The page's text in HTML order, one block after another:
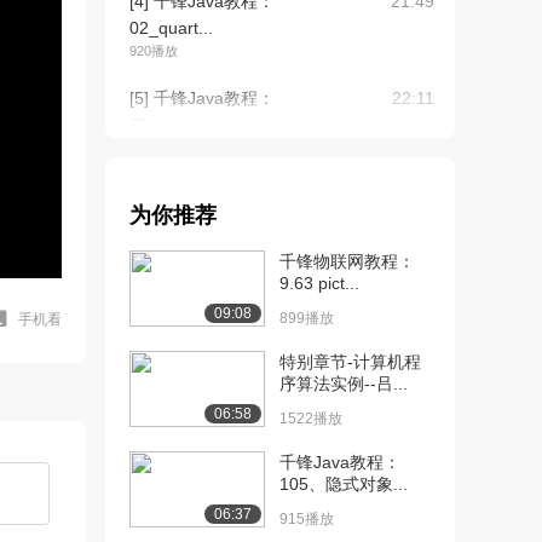
手机看
02_quart...
920播放
[5] 千锋Java教程：
22:11
02_quart...
03_quart...
03_quart...
08:56
04_quart...
15:36
为你推荐
09:08
千锋物联网教程：
9.63 pict...
899播放
06:58
特别章节-计算机程
序算法实例--吕...
1522播放
06:37
千锋Java教程：
105、隐式对象...
915播放